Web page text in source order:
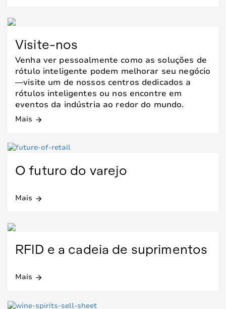
Visite-nos
Venha ver pessoalmente como as soluções de
rótulo inteligente podem melhorar seu negócio
—visite um de nossos centros dedicados a
rótulos inteligentes ou nos encontre em
eventos da indústria ao redor do mundo.
Mais arrow_forward
O futuro do varejo
Mais arrow_forward
RFID e a cadeia de suprimentos
Mais arrow_forward